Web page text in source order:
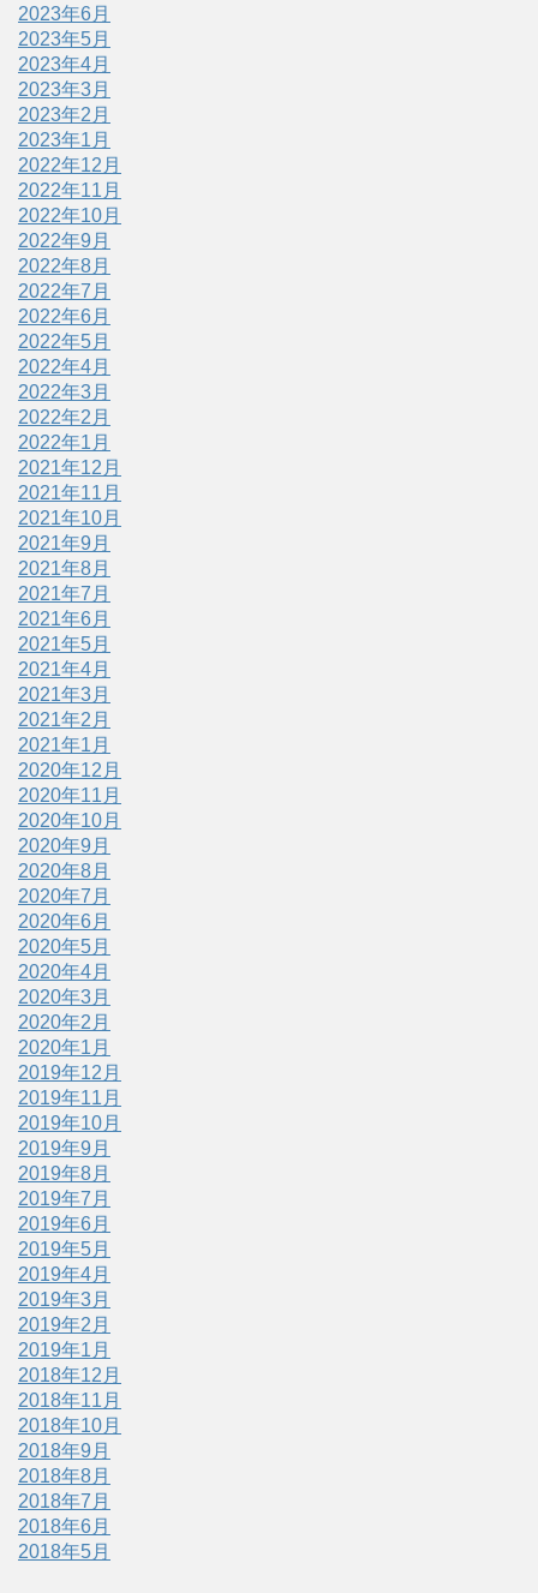
2023年6月
2023年5月
2023年4月
2023年3月
2023年2月
2023年1月
2022年12月
2022年11月
2022年10月
2022年9月
2022年8月
2022年7月
2022年6月
2022年5月
2022年4月
2022年3月
2022年2月
2022年1月
2021年12月
2021年11月
2021年10月
2021年9月
2021年8月
2021年7月
2021年6月
2021年5月
2021年4月
2021年3月
2021年2月
2021年1月
2020年12月
2020年11月
2020年10月
2020年9月
2020年8月
2020年7月
2020年6月
2020年5月
2020年4月
2020年3月
2020年2月
2020年1月
2019年12月
2019年11月
2019年10月
2019年9月
2019年8月
2019年7月
2019年6月
2019年5月
2019年4月
2019年3月
2019年2月
2019年1月
2018年12月
2018年11月
2018年10月
2018年9月
2018年8月
2018年7月
2018年6月
2018年5月